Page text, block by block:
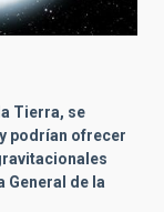
Tierra, se
podrían ofrecer
General de la